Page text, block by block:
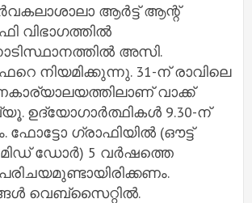
ആര്‍ട്ട് ആന്റ്
വിഭാഗത്തില്‍
അസി.
നിയമിക്കുന്നു. 31-ന് രാവിലെ
വാക്ക്
ഉദ്യോഗാര്‍ത്ഥികള്‍ 9.30-ന്
ഫോട്ടോ ഗ്രാഫിയില്‍ (ഔട്ട്
ഡോര്‍) 5 വര്‍ഷത്തെ
വെബ്‌സൈറ്റില്‍.